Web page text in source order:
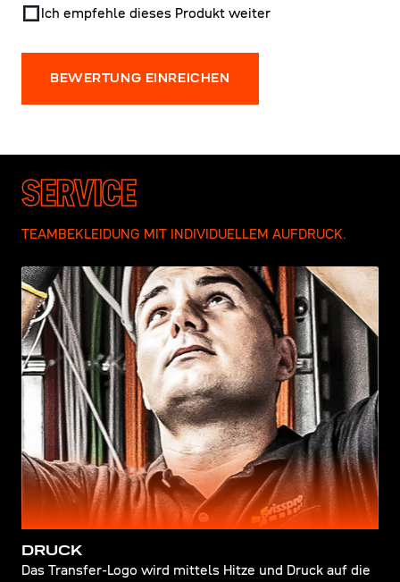
Ich empfehle dieses Produkt weiter
BEWERTUNG EINREICHEN
SERVICE
TEAMBEKLEIDUNG MIT INDIVIDUELLEM AUFDRUCK.
DRUCK
Das Transfer-Logo wird mittels Hitze und Druck auf die